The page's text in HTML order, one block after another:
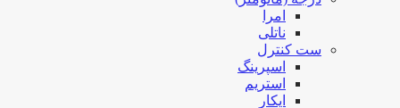
امرا
ناتلی
ست کنترل
اسپرینگ
استریم
ایکار